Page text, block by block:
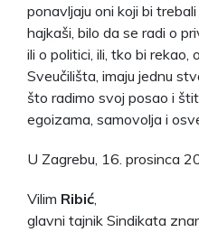
ponavljaju oni koji bi
hajkaši, bilo da se radi o
ili o politici, ili, tko bi rekao,
Sveučilišta, imaju jednu
što radimo svoj posao i
egoizama, samovolja i
U Zagrebu, 16. prosinca
Vilim Ribić
glavni tajnik Sindikata